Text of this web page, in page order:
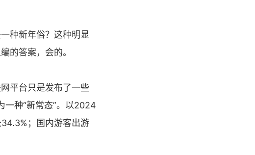
种新年俗？这种明显
的答案，会的。
平台只是发布了一些
一种“新常态”。以2024
；国内游客出游